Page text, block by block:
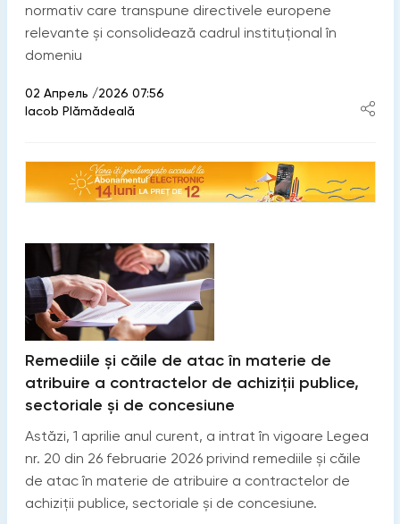
normativ care transpune directivele europene
relevante și consolidează cadrul instituțional în
domeniu
02 Апрель /2026 07:56
Iacob Plămădeală
Remediile și căile de atac în materie de
atribuire a contractelor de achiziții publice,
sectoriale și de concesiune
Astăzi, 1 aprilie anul curent, a intrat în vigoare Legea
nr. 20 din 26 februarie 2026 privind remediile și căile
de atac în materie de atribuire a contractelor de
achiziții publice, sectoriale și de concesiune.